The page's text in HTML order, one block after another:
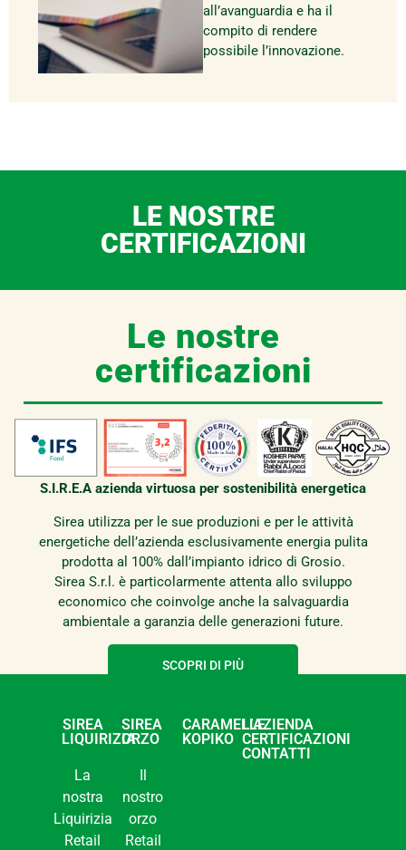
all’avanguardia e ha il
compito di rendere
possibile l’innovazione.
LE NOSTRE
CERTIFICAZIONI
Le nostre
certificazioni
S.I.R.E.A azienda virtuosa per sostenibilità energetica
Sirea utilizza per le sue produzioni e per le attività
energetiche dell’azienda esclusivamente energia pulita
prodotta al 100% dall’impianto idrico di Grosio.
Sirea S.r.l. è particolarmente attenta allo sviluppo
economico che coinvolge anche la salvaguardia
ambientale a garanzia delle generazioni future.
SCOPRI DI PIÙ
SIREA
LIQUIRIZIA
La
nostra
Liquirizia
Retail
SIREA
ORZO
Il
nostro
orzo
Retail
CARAMELLE
KOPIKO
L’AZIENDA
CERTIFICAZIONI
CONTATTI